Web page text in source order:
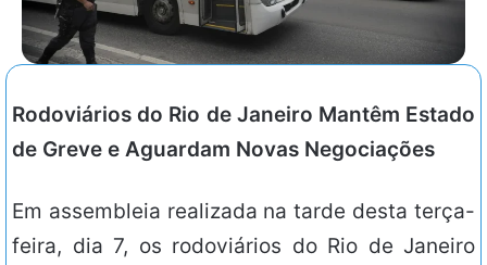
Rodoviários do Rio de Janeiro Mantêm Estado
de Greve e Aguardam Novas Negociações
Em assembleia realizada na tarde desta terça-
feira, dia 7, os rodoviários do Rio de Janeiro